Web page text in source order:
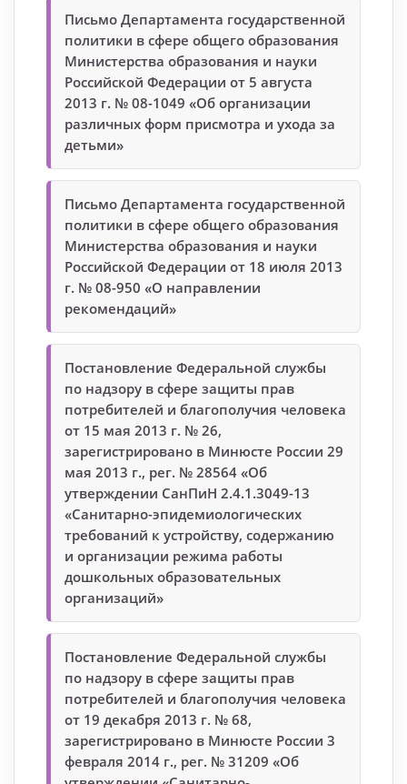
Письмо Департамента государственной
политики в сфере общего образования
Министерства образования и науки
Российской Федерации от 5 августа
2013 г. № 08-1049 «Об организации
различных форм присмотра и ухода за
детьми»
Письмо Департамента государственной
политики в сфере общего образования
Министерства образования и науки
Российской Федерации от 18 июля 2013
г. № 08-950 «О направлении
рекомендаций»
Постановление Федеральной службы
по надзору в сфере защиты прав
потребителей и благополучия человека
от 15 мая 2013 г. № 26,
зарегистрировано в Минюсте России 29
мая 2013 г., рег. № 28564 «Об
утверждении СанПиН 2.4.1.3049-13
«Санитарно-эпидемиологических
требований к устройству, содержанию
и организации режима работы
дошкольных образовательных
организаций»
Постановление Федеральной службы
по надзору в сфере защиты прав
потребителей и благополучия человека
от 19 декабря 2013 г. № 68,
зарегистрировано в Минюсте России 3
февраля 2014 г., рег. № 31209 «Об